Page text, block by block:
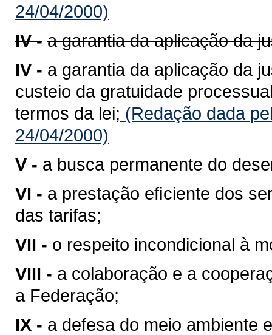
24/04/2000)
IV - a garantia da aplicação da
IV - a garantia da aplicação da
custeio da gratuidade
termos da lei; (Redação dada
24/04/2000)
V - a busca permanente do
VI - a prestação eﬁciente dos
das tarifas;
VII - o respeito incondicional à
VIII - a colaboração e a
a Federação;
IX - a defesa do meio ambiente